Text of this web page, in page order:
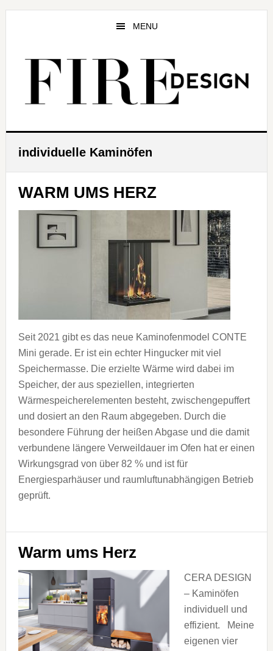
MENU
individuelle Kaminöfen
WARM UMS HERZ
Seit 2021 gibt es das neue Kaminofenmodel CONTE
Mini gerade. Er ist ein echter Hingucker mit viel
Speichermasse. Die erzielte Wärme wird dabei im
Speicher, der aus speziellen, integrierten
Wärmespeicherelementen besteht, zwischengepuffert
und dosiert an den Raum abgegeben. Durch die
besondere Führung der heißen Abgase und die damit
verbundene längere Verweildauer im Ofen hat er einen
Wirkungsgrad von über 82 % und ist für
Energiesparhäuser und raumluftunabhängigen Betrieb
geprüft.
Warm ums Herz
CERA DESIGN
– Kaminöfen
individuell und
effizient. Meine
eigenen vier